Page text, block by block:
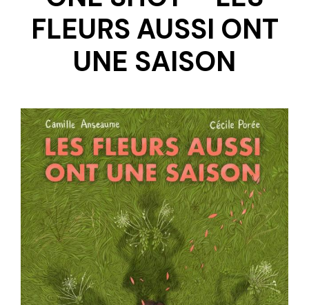
FLEURS AUSSI ONT
UNE SAISON